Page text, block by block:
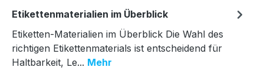
Etikettenmaterialien im Überblick
Etiketten-Materialien im Überblick Die Wahl des
richtigen Etikettenmaterials ist entscheidend für
Haltbarkeit, Le... Mehr